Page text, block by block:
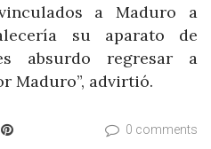
a Maduro a
su aparato de
absurdo regresar a
Maduro”, advirtió.
Pinterest 0 comments